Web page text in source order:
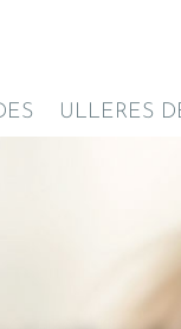
ULLERES